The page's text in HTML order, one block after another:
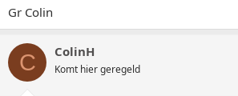
Gr Colin
C ColinH
Komt hier geregeld